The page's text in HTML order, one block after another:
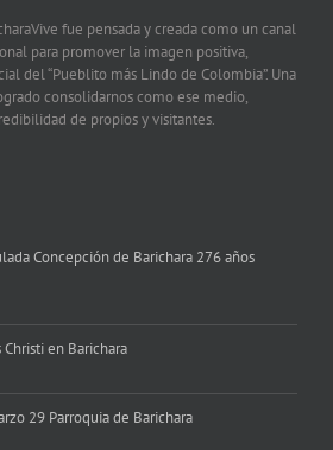
fue pensada y creada como un canal
para promover la imagen positiva,
del “Pueblito más Lindo de Colombia”. Una
consolidarnos como ese medio,
de propios y visitantes.
Concepción de Barichara 276 años
en Barichara
29 Parroquia de Barichara